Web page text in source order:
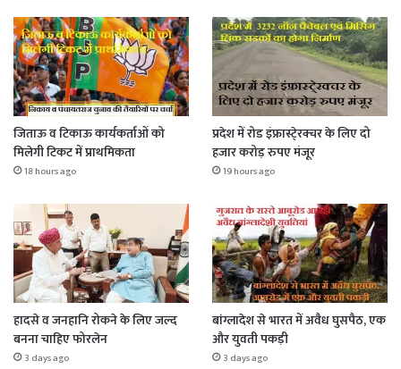
जिताऊ व टिकाऊ कार्यकर्ताओं को
मिलेगी टिकट में प्राथमिकता
18 hours ago
प्रदेश में रोड इंफ्रास्टे्रक्चर के लिए दो
हजार करोड़ रुपए मंजूर
19 hours ago
हादसे व जनहानि रोकने के लिए जल्द
बनना चाहिए फोरलेन
3 days ago
बांग्लादेश से भारत में अवैध घुसपैठ, एक
और युवती पकड़ी
3 days ago